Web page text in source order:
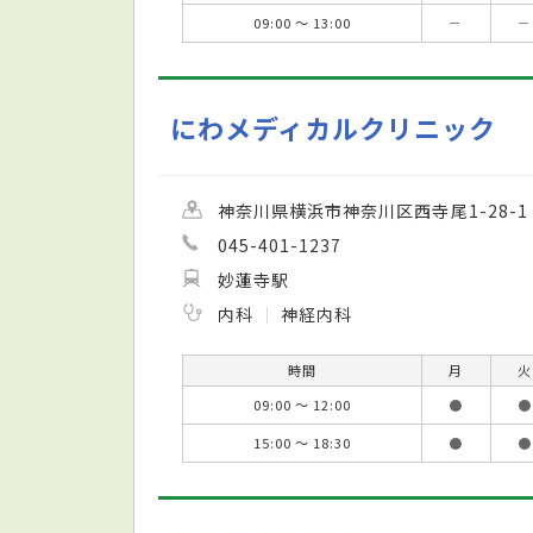
09:00 ～ 13:00
－ －
にわメディカルクリニック
神奈川県横浜市神奈川区西寺尾1-28-1
045-401-1237
妙蓮寺駅
内科
神経内科
時間 月 火
09:00 ～ 12:00
● ●
15:00 ～ 18:30
● ●